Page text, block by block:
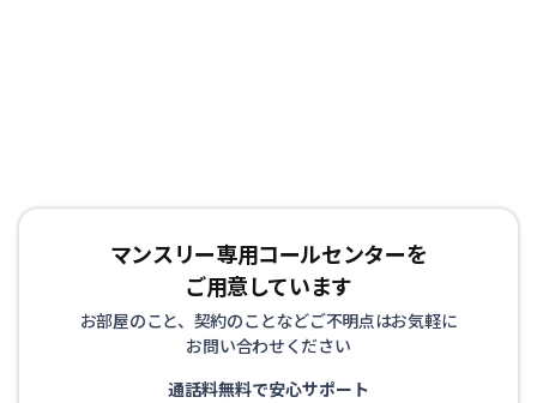
マンスリー専用コールセンターを
ご用意しています
お部屋のこと、契約のことなどご不明点はお気軽に
お問い合わせください
通話料無料で安心サポート